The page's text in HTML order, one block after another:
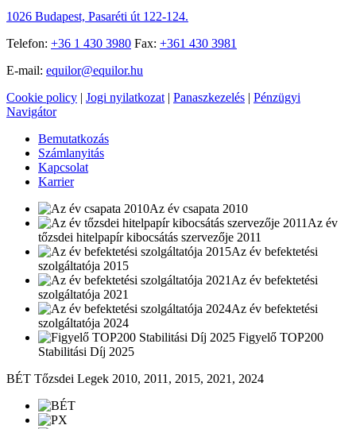
1026 Budapest, Pasaréti út 122-124.
Telefon: +36 1 430 3980 Fax: +361 430 3981
E-mail: equilor@equilor.hu
Cookie policy | Jogi nyilatkozat| Panaszkezelés | Pénzügyi
Navigátor
Bemutatkozás
Számlanyitás
Kapcsolat
Karrier
Az év csapata 2010
Az év
tőzsdei hitelpapír kibocsátás szervezője 2011
Az év befektetési
szolgáltatója 2015
Az év befektetési
szolgáltatója 2021
Az év befektetési
szolgáltatója 2024
Figyelő TOP200
Stabilitási Díj 2025
BÉT Tőzsdei Legek 2010, 2011, 2015, 2021, 2024